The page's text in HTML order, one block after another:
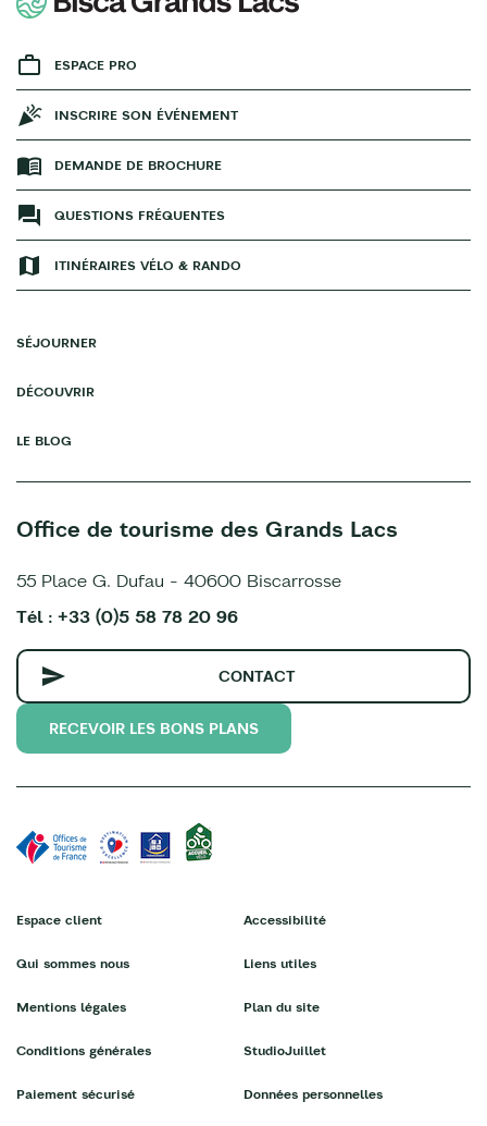
ESPACE PRO
INSCRIRE SON ÉVÉNEMENT
DEMANDE DE BROCHURE
QUESTIONS FRÉQUENTES
ITINÉRAIRES VÉLO & RANDO
SÉJOURNER
DÉCOUVRIR
LE BLOG
Office de tourisme des Grands Lacs
55 Place G. Dufau - 40600 Biscarrosse
Tél : +33 (0)5 58 78 20 96
CONTACT
RECEVOIR LES BONS PLANS
Espace client
Qui sommes nous
Mentions légales
Conditions générales
Paiement sécurisé
Accessibilité
Liens utiles
Plan du site
StudioJuillet
Données personnelles